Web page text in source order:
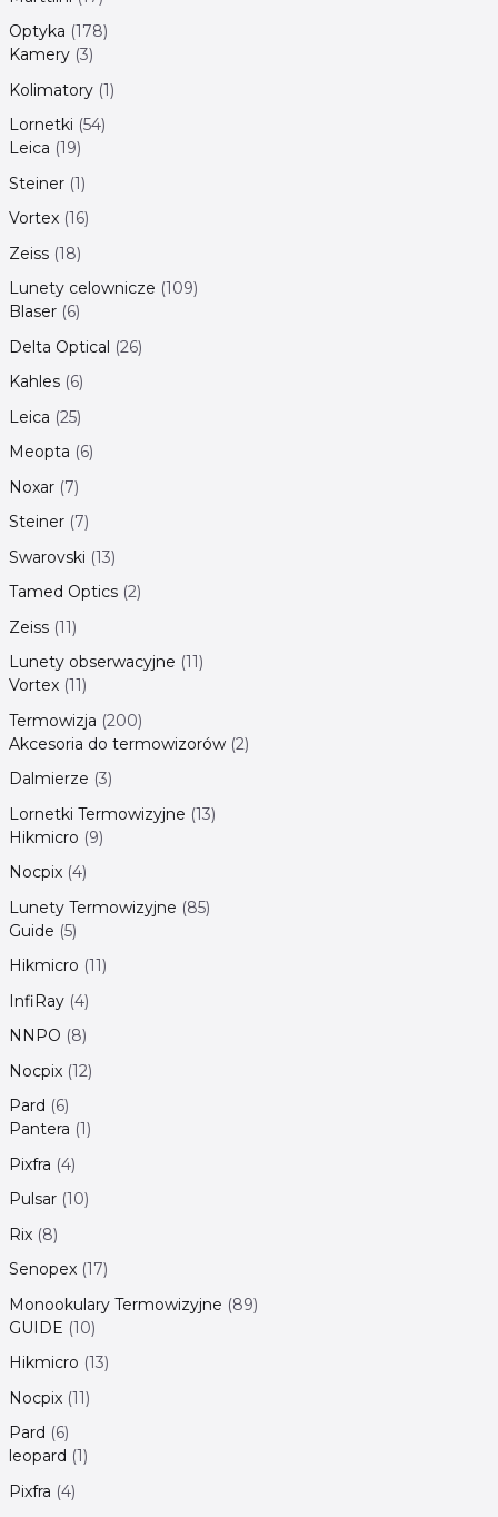
Optyka 178
Kamery 3
Kolimatory 1
Lornetki 54
Leica 19
Steiner 1
Vortex 16
Zeiss 18
Lunety celownicze 109
Blaser 6
Delta Optical 26
Kahles 6
Leica 25
Meopta 6
Noxar 7
Steiner 7
Swarovski 13
Tamed Optics 2
Zeiss 11
Lunety obserwacyjne 11
Vortex 11
Termowizja 200
Akcesoria do termowizorów 2
Dalmierze 3
Lornetki Termowizyjne 13
Hikmicro 9
Nocpix 4
Lunety Termowizyjne 85
Guide 5
Hikmicro 11
InfiRay 4
NNPO 8
Nocpix 12
Pard 6
Pantera 1
Pixfra 4
Pulsar 10
Rix 8
Senopex 17
Monookulary Termowizyjne 89
GUIDE 10
Hikmicro 13
Nocpix 11
Pard 6
leopard 1
Pixfra 4